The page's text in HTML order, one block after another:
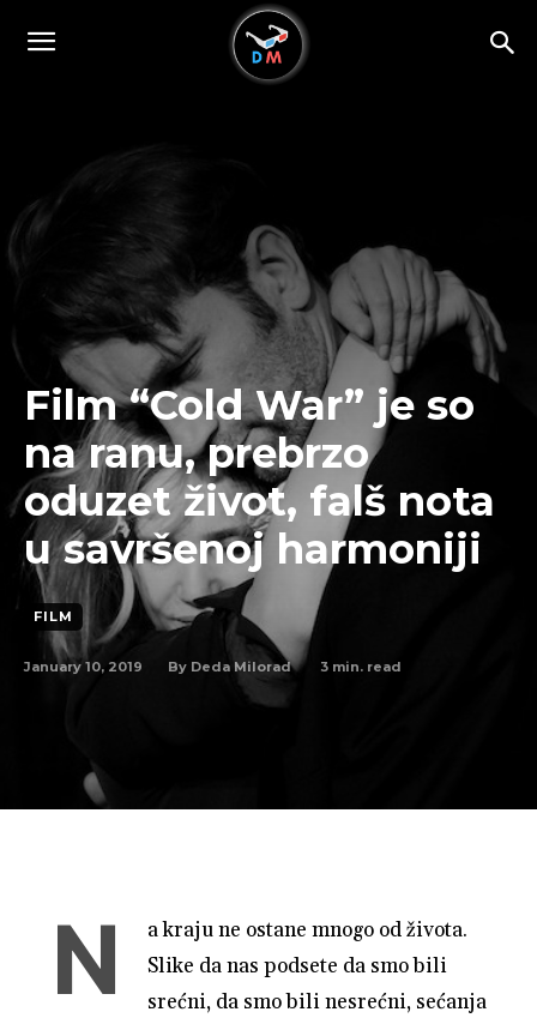
Film “Cold War” je so
na ranu, prebrzo
oduzet život, falš nota
u savršenoj harmoniji
FILM
January 10, 2019 By Deda Milorad 3 min. read
N
a kraju ne ostane mnogo od života.
Slike da nas podsete da smo bili
srećni, da smo bili nesrećni, sećanja